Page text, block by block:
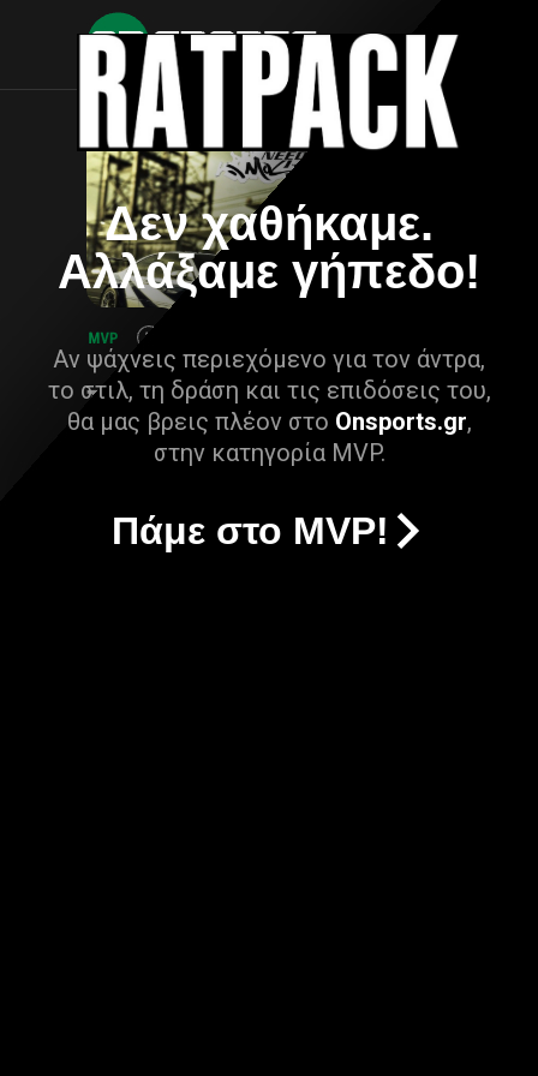
Δεν χαθήκαμε.
Αλλάξαμε γήπεδο!
Αν ψάχνεις περιεχόμενο για τον άντρα,
το στιλ, τη δράση και τις επιδόσεις του,
θα μας βρεις πλέον στο Onsports.gr,
στην κατηγορία MVP.
Πάμε στο MVP!